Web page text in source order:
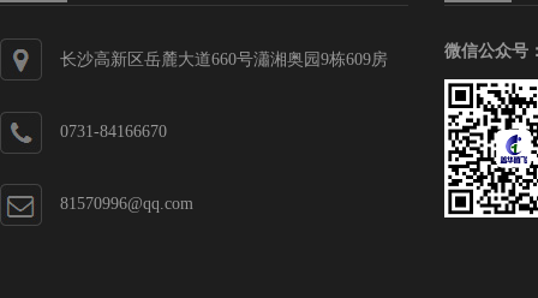
长沙高新区岳麓大道660号瀟湘奥园9栋609房
0731-84166670
81570996@qq.com
微信公众号